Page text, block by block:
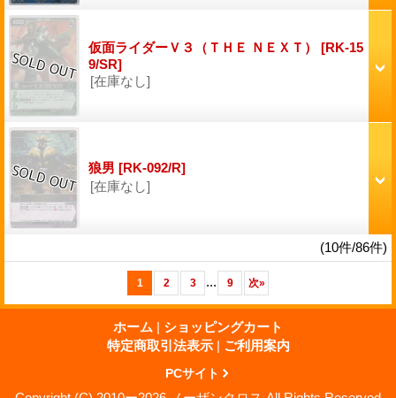
仮面ライダーＶ３（ＴＨＥ ＮＥＸＴ） [RK-15
9/SR]
[在庫なし]
狼男 [RK-092/R]
[在庫なし]
(10件/86件)
1 2 3 ... 9 次»
ホーム | ショッピングカート
特定商取引法表示 | ご利用案内
PCサイト